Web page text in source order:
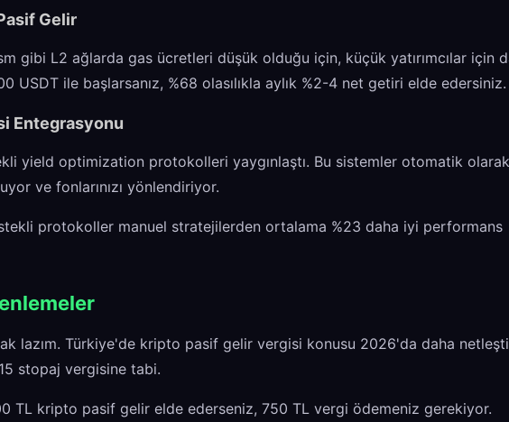
Gelir
gibi L2 ağlarda gas ücretleri düşük olduğu için, küçük yatırımcılar için
USDT ile başlarsanız, %68 olasılıkla aylık %2-4 net getiri elde edersiniz.
Entegrasyonu
yield optimization protokolleri yaygınlaştı. Bu sistemler otomatik
ve fonlarınızı yönlendiriyor.
protokoller manuel stratejilerden ortalama %23 daha iyi performans
lazım. Türkiye'de kripto pasif gelir vergisi konusu 2026'da daha
stopaj vergisine tabi.
TL kripto pasif gelir elde ederseniz, 750 TL vergi ödemeniz gerekiyor.